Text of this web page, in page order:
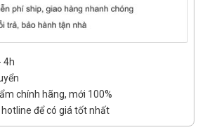
4h
chính hãng, mới 100%
để có giá tốt nhất